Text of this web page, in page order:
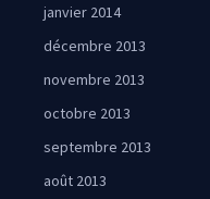
janvier 2014
décembre 2013
novembre 2013
octobre 2013
septembre 2013
août 2013